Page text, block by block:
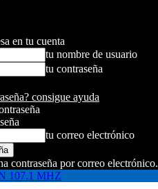
en tu cuenta
tu nombre de usuario
tu contraseña
consigue ayuda
tu correo electrónico
contraseña por correo electrónico.
107.1 MHZ